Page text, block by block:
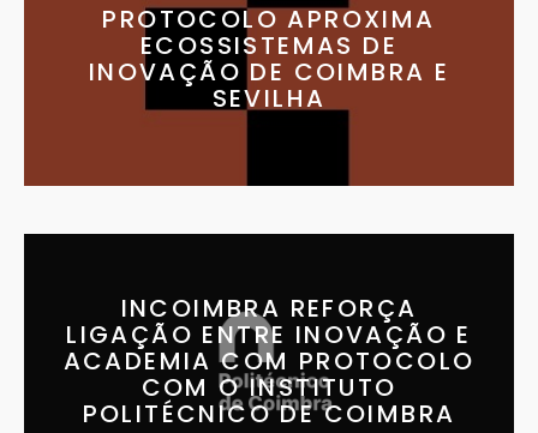
PROTOCOLO APROXIMA
ECOSSISTEMAS DE
INOVAÇÃO DE COIMBRA E
SEVILHA
INCOIMBRA REFORÇA
LIGAÇÃO ENTRE INOVAÇÃO E
ACADEMIA COM PROTOCOLO
COM O INSTITUTO
POLITÉCNICO DE COIMBRA